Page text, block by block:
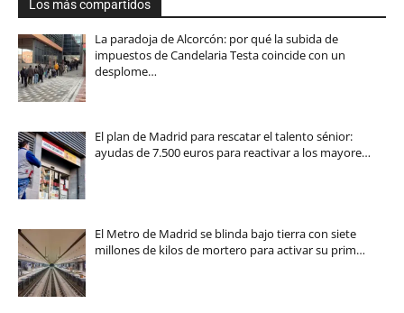
Los más compartidos
La paradoja de Alcorcón: por qué la subida de
impuestos de Candelaria Testa coincide con un
desplome…
El plan de Madrid para rescatar el talento sénior:
ayudas de 7.500 euros para reactivar a los mayore…
El Metro de Madrid se blinda bajo tierra con siete
millones de kilos de mortero para activar su prim…